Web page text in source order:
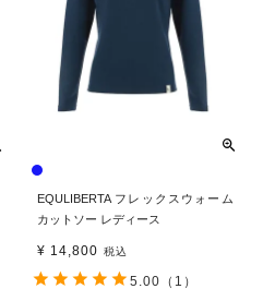
EQULIBERTA フレックスウォーム
カットソー レディース
¥ 14,800 税込
5.00 （1）